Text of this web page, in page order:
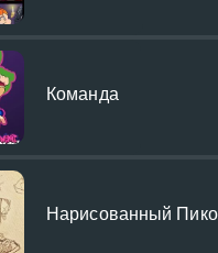
Команда
Нарисованный Пико